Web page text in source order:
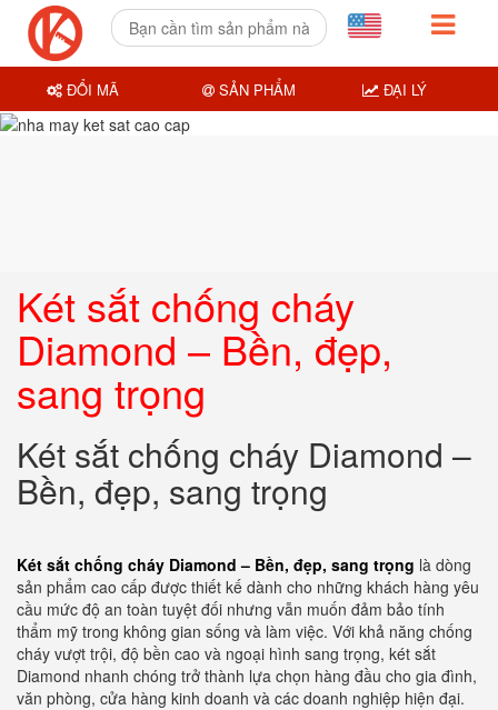
Két sắt chống cháy
Diamond – Bền, đẹp,
sang trọng
Két sắt chống cháy Diamond –
Bền, đẹp, sang trọng
Két sắt chống cháy Diamond – Bền, đẹp, sang trọng là dòng
sản phẩm cao cấp được thiết kế dành cho những khách hàng yêu
cầu mức độ an toàn tuyệt đối nhưng vẫn muốn đảm bảo tính
thẩm mỹ trong không gian sống và làm việc. Với khả năng chống
cháy vượt trội, độ bền cao và ngoại hình sang trọng, két sắt
Diamond nhanh chóng trở thành lựa chọn hàng đầu cho gia đình,
văn phòng, cửa hàng kinh doanh và các doanh nghiệp hiện đại.
ĐỔI MÃ SẢN PHẨM ĐẠI LÝ